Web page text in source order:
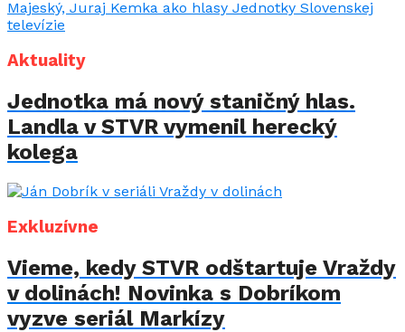
Aktuality
Jednotka má nový staničný hlas.
Landla v STVR vymenil herecký
kolega
Exkluzívne
Vieme, kedy STVR odštartuje Vraždy
v dolinách! Novinka s Dobríkom
vyzve seriál Markízy